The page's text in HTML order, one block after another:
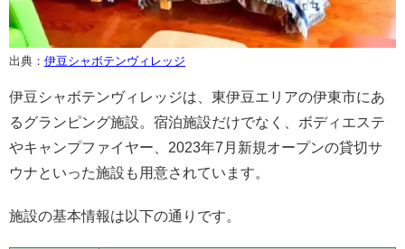
出典： 伊豆シャボテンヴィレッジ
伊豆シャボテンヴィレッジは、東伊豆エリアの伊東市にあ
るグランピング施設。宿泊施設だけでなく、ボディエステ
やキャンプファイヤー、2023年7月新規オープンの貸切サ
ウナといった施設も用意されています。
施設の基本情報は以下の通りです。